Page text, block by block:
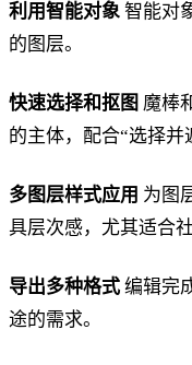
利用智能对象 智能对
的图层。
快速选择和抠图 魔棒
的主体，配合“选择并
多图层样式应用 为图
具层次感，尤其适合
导出多种格式 编辑完
途的需求。